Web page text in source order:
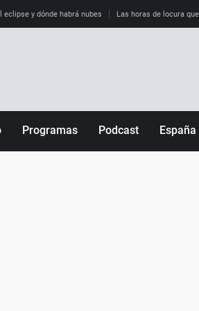
y dónde habrá nubes Las horas de locura
Programas Podcast España